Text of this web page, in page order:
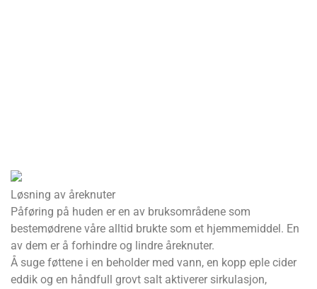
Løsning av åreknuter
Påføring på huden er en av bruksområdene som
bestemødrene våre alltid brukte som et hjemmemiddel. En
av dem er å forhindre og lindre åreknuter.
Å suge føttene i en beholder med vann, en kopp eple cider
eddik og en håndfull grovt salt aktiverer sirkulasjon,